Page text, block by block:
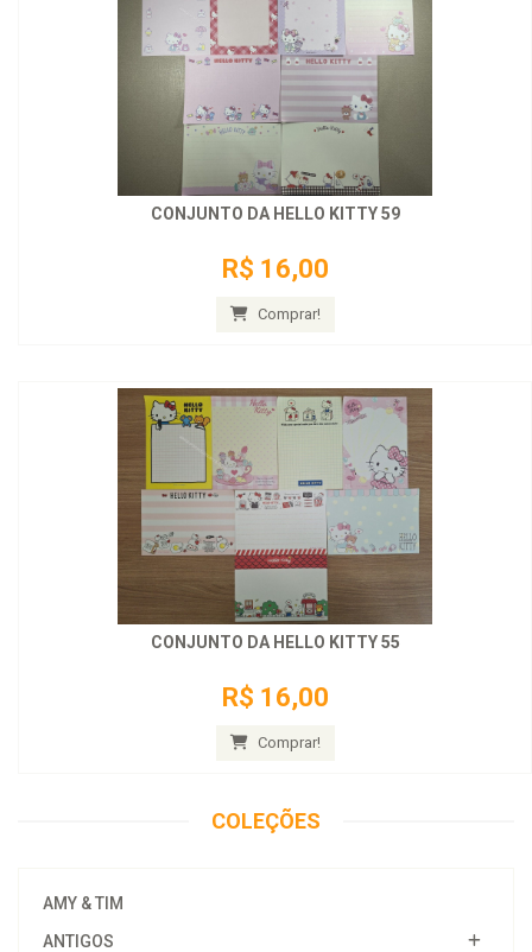
CONJUNTO DA HELLO KITTY 59
R$ 16,00
Comprar!
CONJUNTO DA HELLO KITTY 55
R$ 16,00
Comprar!
COLEÇÕES
AMY & TIM
ANTIGOS